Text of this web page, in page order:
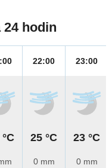
hodin
22:00
25 °C
0 mm
23:00
23 °C
0 mm